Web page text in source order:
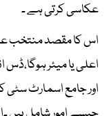
عکاسی کرتی ہے ۔
اس کا مقصد منتخب
اعلی یا میئر ہوگا،ڈس
اور جامع اسمارٹ سٹی